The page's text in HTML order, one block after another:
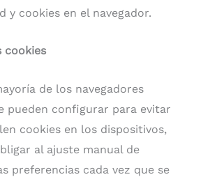
y cookies en el navegador.
cookies
de los navegadores
pueden configurar para evitar
cookies en los dispositivos,
al ajuste manual de
preferencias cada vez que se